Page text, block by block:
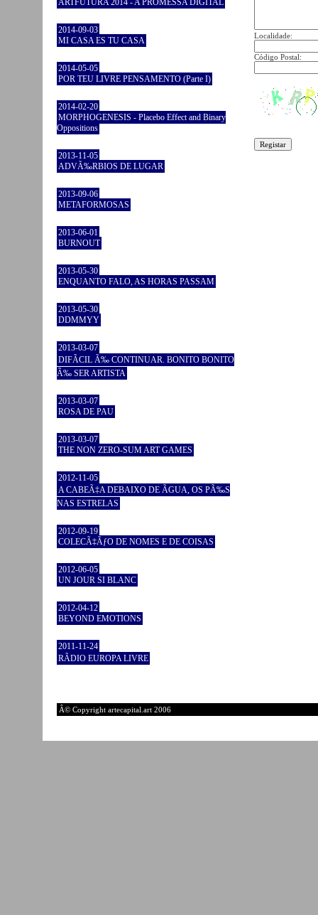
ARTFUTURA 2014 - A PROMESSA DIGITAL
2014-09-03
MI CASA ES TU CASA
2014-05-05
POR TEU LIVRE PENSAMENTO (Parte I)
2014-02-20
MORPHOGENESIS - Placebo Effect and Binary
Oppositions
2013-11-05
ADVÃ‰RBIOS DE LUGAR
2013-09-06
METAFORMOSAS
2013-06-01
BURNOUT
2013-05-30
ENQUANTO FALO, AS HORAS PASSAM
2013-05-30
DDMMYY
2013-03-07
DIFÃCIL Ã‰ CONTINUAR. BONITO BONITO
Ã‰ SER ARTISTA
2013-03-07
ROSA DE PAU
2013-03-07
THE NON ZERO-SUM ART GAMES
2012-11-05
A CABEÃ‡A DEBAIXO DE ÃGUA, OS PÃ‰S
NAS ESTRELAS
2012-09-19
COLECÃ‡ÃƒO DE NOMES E DE COISAS
2012-06-05
UN JOUR SI BLANC
2012-04-12
BEYOND EMOTIONS
2011-11-24
RÃDIO EUROPA LIVRE
Localidade:
Código Postal:
Â© Copyright artecapital.art 2006